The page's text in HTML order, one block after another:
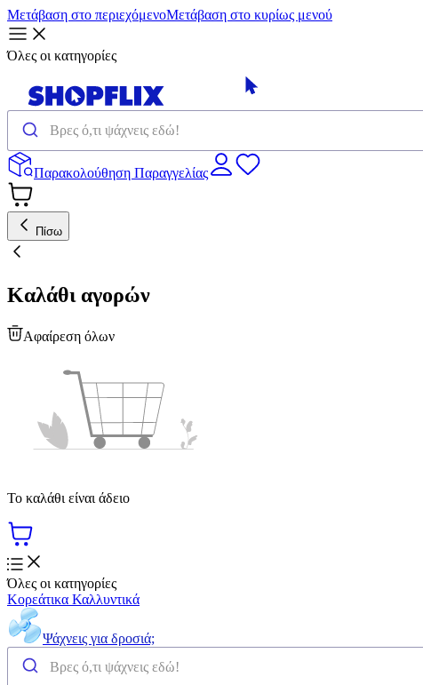
Μετάβαση στο περιεχόμενοΜετάβαση στο κυρίως μενού
Όλες οι κατηγορίες
Παρακολούθηση Παραγγελίας
Πίσω
Καλάθι αγορών
Αφαίρεση όλων
Το καλάθι είναι άδειο
Όλες οι κατηγορίες
Κορεάτικα Καλλυντικά
Ψάχνεις για δροσιά;